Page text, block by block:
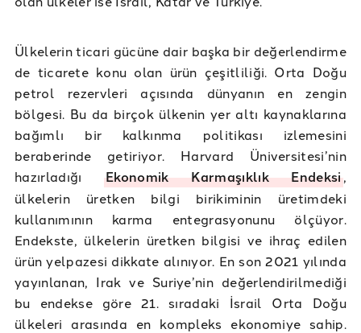
Ülkelerin ticari gücüne dair başka bir değerlendirme
de ticarete konu olan ürün çeşitliliği. Orta Doğu
petrol rezervleri açısında dünyanın en zengin
bölgesi. Bu da birçok ülkenin yer altı kaynaklarına
bağımlı bir kalkınma politikası izlemesini
beraberinde getiriyor. Harvard Üniversitesi’nin
hazırladığıEkonomik Karmaşıklık Endeksi,
ülkelerin üretken bilgi birikiminin üretimdeki
kullanımının karma entegrasyonunu ölçüyor.
Endekste, ülkelerin üretken bilgisi ve ihraç edilen
ürün yelpazesi dikkate alınıyor. En son 2021 yılında
yayınlanan, Irak ve Suriye’nin değerlendirilmediği
bu endekse göre 21. sıradaki İsrail Orta Doğu
ülkeleri arasında en kompleks ekonomiye sahip.